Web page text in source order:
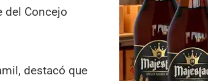
del Concejo
destacó que